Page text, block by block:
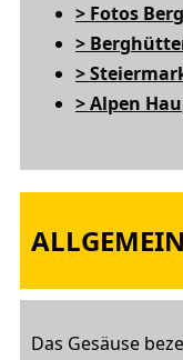
> Fotos
>
>
> Alpen
Das Gesäuse